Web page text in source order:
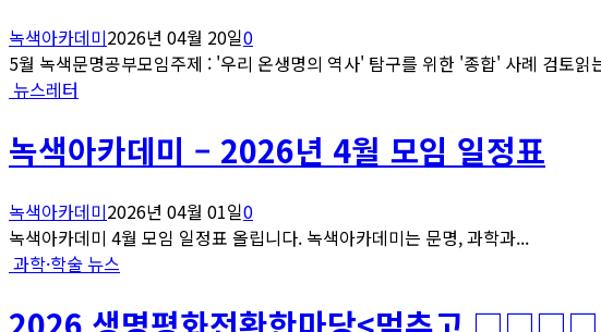
녹색아카데미2026년 04월 20일0
5월 녹색문명공부모임주제 : '우리 온생명의 역사' 탐구를 위한 '종합' 사례 검토읽
뉴스레터
녹색아카데미 – 2026년 4월 모임 일정표
녹색아카데미2026년 04월 01일0
녹색아카데미 4월 모임 일정표 올립니다. 녹색아카데미는 문명, 과학과...
과학·학술 뉴스